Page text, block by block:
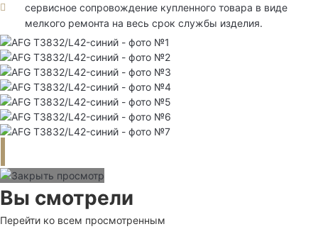
сервисное сопровождение купленного товара в виде
мелкого ремонта на весь срок службы изделия.
Вы смотрели
Перейти ко всем просмотренным